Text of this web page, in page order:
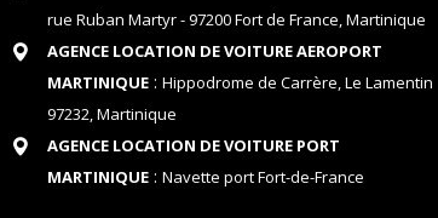
rue Ruban Martyr - 97200 Fort de France, Martinique
AGENCE LOCATION DE VOITURE AEROPORT
MARTINIQUE: Hippodrome de Carrère, Le Lamentin
97232, Martinique
AGENCE LOCATION DE VOITURE PORT
MARTINIQUE: Navette port Fort-de-France